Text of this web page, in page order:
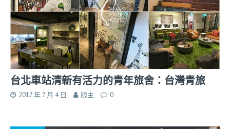
台北車站清新有活力的青年旅舍：台灣青旅
2017 年 7 月 4 日 版主 0